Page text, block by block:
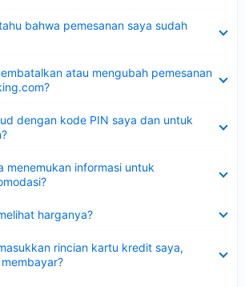
bahwa pemesanan saya sudah
atau mengubah pemesanan
dengan kode PIN saya dan untuk
menemukan informasi untuk
harganya?
rincian kartu kredit saya,